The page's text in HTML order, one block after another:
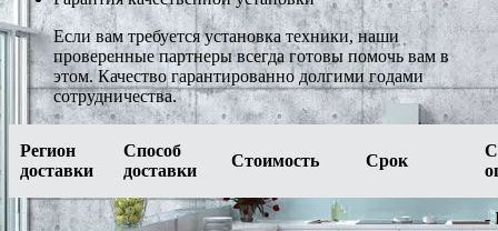
Если вам требуется установка техники, наши
проверенные партнеры всегда готовы помочь вам в
этом. Качество гарантированно долгими годами
сотрудничества.
Регион
доставки
Способ
доставки
Стоимость Срок
-